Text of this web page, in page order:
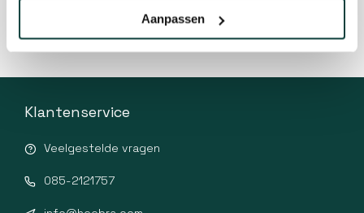
Aanpassen
Klantenservice
Veelgestelde vragen
085-2121757